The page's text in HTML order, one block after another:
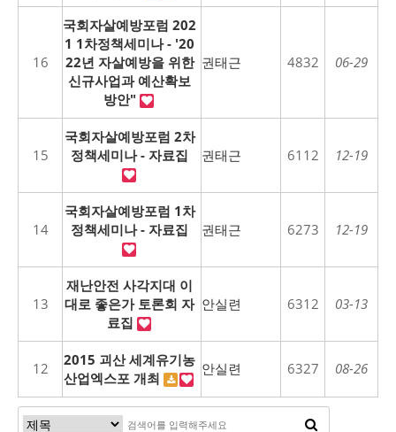
16
국회자살예방포럼 202
1 1차정책세미나 - '20
22년 자살예방을 위한
신규사업과 예산확보
방안"
권태근 4832 06-29
15
국회자살예방포럼 2차
정책세미나 - 자료집
권태근 6112 12-19
14
국회자살예방포럼 1차
정책세미나 - 자료집
권태근 6273 12-19
13
재난안전 사각지대 이
대로 좋은가 토론회 자
료집
안실련 6312 03-13
12
2015 괴산 세계유기농
산업엑스포 개최
안실련 6327 08-26